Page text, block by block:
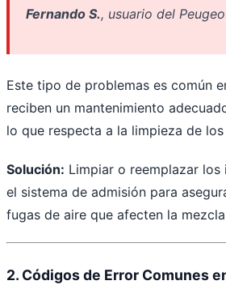
Fernando S., usuario del
Este tipo de problemas es común
reciben un mantenimiento
lo que respecta a la limpieza de
Solución: Limpiar o reemplazar
el sistema de admisión para
fugas de aire que afecten la
2. Códigos de Error Comunes